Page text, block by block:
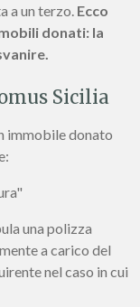
a un terzo. Ecco
donati: la
Sicilia
immobile donato
una polizza
a carico del
nel caso in cui